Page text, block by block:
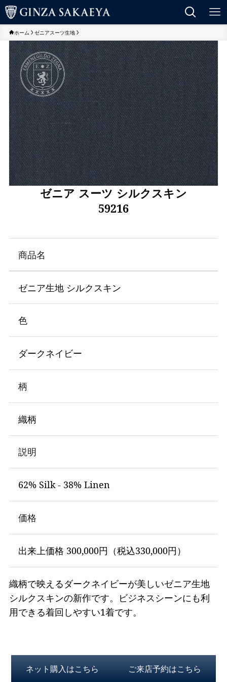
ホーム ゼニアスーツ生地
ゼニア スーツ シルクスキン
59216
商品名
ゼニア生地 シルクスキン
色
ダークネイビー
柄
織柄
説明
62% Silk - 38% Linen
価格
出来上価格 300,000円（税込330,000円）
織柄で映えるダークネイビーが美しいゼニア生地
シルクスキンの新作です。ビジネスシーンにも利
用できる着回しやすい1着です。
ネット購入はこちら ご来店予約はこちら